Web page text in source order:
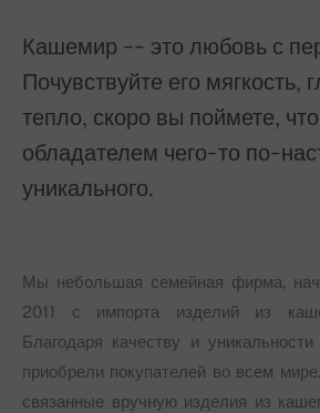
Кашемир -- это любовь с
Почувствуйте его мягкость,
тепло, скоро вы поймете,
обладателем чего-то по-
уникального.
Мы небольшая семейная фирма,
2011 с импорта изделий из
Благодаря качеству и
приобрели покупателей во всем
связанные вручную изделия из